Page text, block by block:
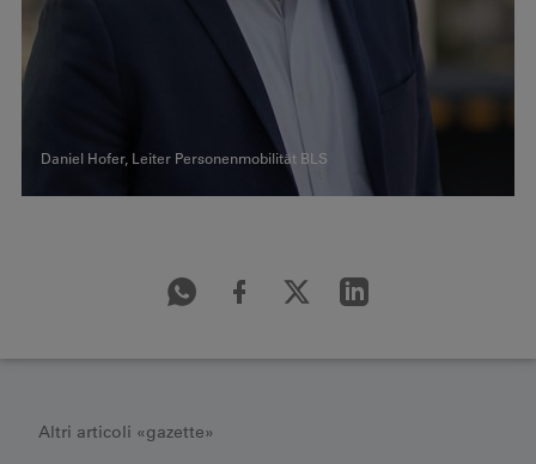
Daniel Hofer, Leiter Personenmobilität BLS
Altri articoli «gazette»